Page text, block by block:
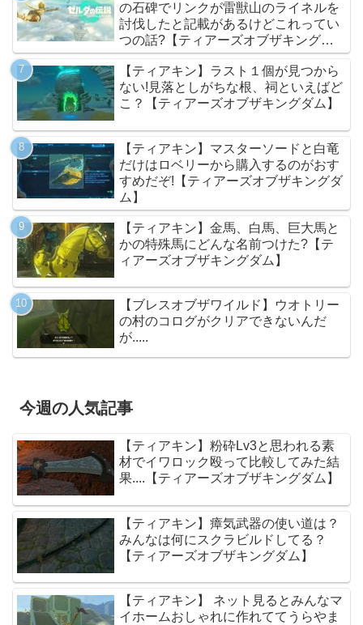
の石碑でリンクが雷獣山のライネルを
討伐したと記載があるけどこれってい
つの話?【ティアーズオブザキングダ
ム】
【ティアキン】ラスト１個が見つから
ない!見落としがちな根、祠といえばど
こ？【ティアーズオブザキングダム】
【ティアキン】マスターソードと白竜
だけはロベリーから購入するのがおす
すめだぞ!【ティアーズオブザキングダ
ム】
【ティアキン】金馬、白馬、巨大馬と
かの特殊馬にどんな名前つけた?【テ
ィアーズオブザキングダム】
【ブレスオブザワイルド】ウオトリー
の村のコログがクリアできないんだ
が.....
今週の人気記事
【ティアキン】粉砕Lv3と思われる素
材でイワロック殴って比較してみた結
果....【ティアーズオブザキングダム】
【ティアキン】瘴気武器の使い道は？
みんなは何にスクラビルドしてる？
【ティアーズオブザキングダム】
【ティアキン】 ネット見るとみんなマ
イホームおしゃれに作れててうらやま